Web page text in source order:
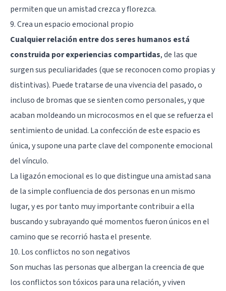
permiten que un amistad crezca y florezca.
9. Crea un espacio emocional propio
Cualquier relación entre dos seres humanos está
construida por experiencias compartidas, de las que
surgen sus peculiaridades (que se reconocen como propias y
distintivas). Puede tratarse de una vivencia del pasado, o
incluso de bromas que se sienten como personales, y que
acaban moldeando un microcosmos en el que se refuerza el
sentimiento de unidad. La confección de este espacio es
única, y supone una parte clave del componente emocional
del vínculo.
La ligazón emocional es lo que distingue una amistad sana
de la simple confluencia de dos personas en un mismo
lugar, y es por tanto muy importante contribuir a ella
buscando y subrayando qué momentos fueron únicos en el
camino que se recorrió hasta el presente.
10. Los conflictos no son negativos
Son muchas las personas que albergan la creencia de que
los conflictos son tóxicos para una relación, y viven